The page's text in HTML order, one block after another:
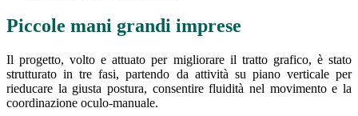
Piccole mani grandi imprese
Il progetto, volto e attuato per migliorare il tratto grafico, è stato
strutturato in tre fasi, partendo da attività su piano verticale per
rieducare la giusta postura, consentire fluidità nel movimento e la
coordinazione oculo-manuale.